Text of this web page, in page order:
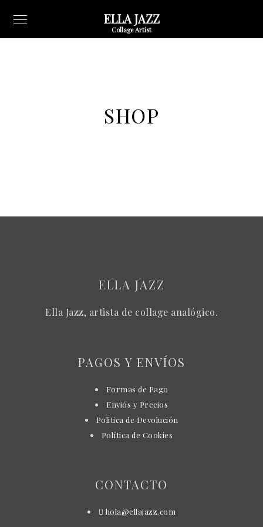
ELLA JAZZ
Collage Artist
SHOP
ELLA JAZZ
Ella Jazz, artista de collage analógico.
PAGOS Y ENVÍOS
Formas de Pago
Enviós y Precios
Politica de Devolución
Política de Cookies
CONTACTO
hola@ellajazz.com